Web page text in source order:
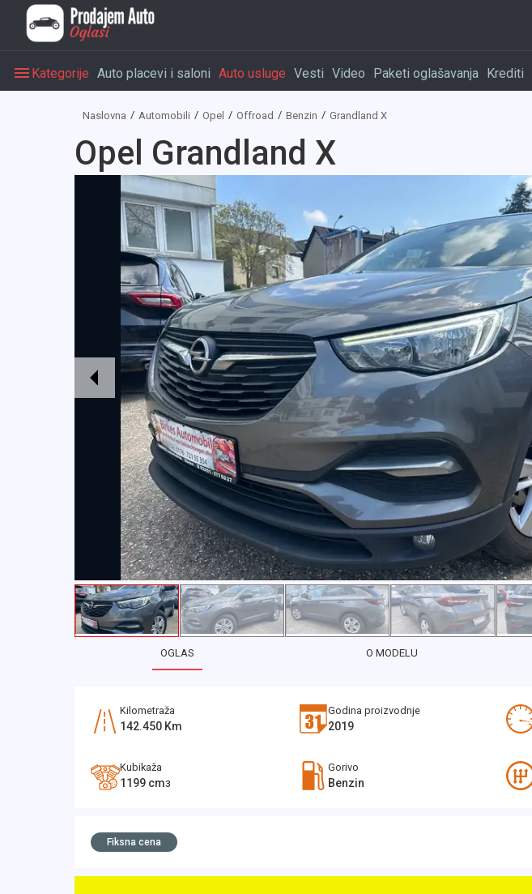
Kategorije Auto placevi i saloni Auto usluge Vesti Video Paketi oglašavanja Krediti
Naslovna Automobili Opel Offroad Benzin Grandland X
Opel Grandland X
OGLAS O MODELU
Kilometraža
142.450 Km
Godina proizvodnje
2019
Kubikaža
1199 cm3
Gorivo
Benzin
Fiksna cena